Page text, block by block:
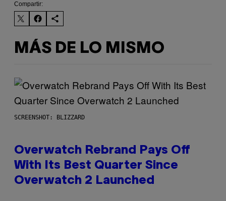
Compartir:
MÁS DE LO MISMO
SCREENSHOT: BLIZZARD
Overwatch Rebrand Pays Off
With Its Best Quarter Since
Overwatch 2 Launched